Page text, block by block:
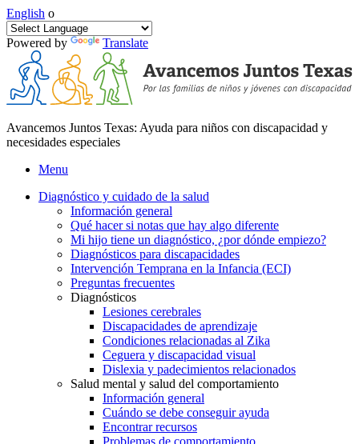
English o
Powered by Translate
Avancemos Juntos Texas: Ayuda para niños con discapacidad y
necesidades especiales
Menu
Diagnóstico y cuidado de la salud
Información general
Qué hacer si notas que hay algo diferente
Mi hijo tiene un diagnóstico, ¿por dónde empiezo?
Diagnósticos para discapacidades
Intervención Temprana en la Infancia (ECI)
Preguntas frecuentes
Diagnósticos
Lesiones cerebrales
Discapacidades de aprendizaje
Condiciones relacionadas al Zika
Ceguera y discapacidad visual
Dislexia y padecimientos relacionados
Salud mental y salud del comportamiento
Información general
Cuándo se debe conseguir ayuda
Encontrar recursos
Problemas de comportamiento